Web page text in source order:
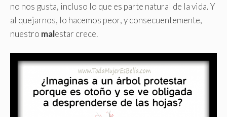
no nos gusta, incluso lo que es parte natural de la vida. Y
al quejarnos, lo hacemos peor, y consecuentemente,
nuestro malestar crece.